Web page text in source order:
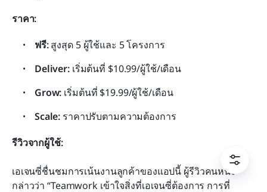
ราคา:
ฟรี: สูงสุด 5 ผู้ใช้และ 5 โครงการ
Deliver: เริ่มต้นที่ $10.99/ผู้ใช้/เดือน
Grow: เริ่มต้นที่ $19.99/ผู้ใช้/เดือน
Scale: ราคาปรับตามความต้องการ
รีวิวจากผู้ใช้:
เอเจนซี่ชื่นชมการเน้นงานลูกค้าของแอปนี้ ผู้รีวิวคนหนึ่ง
กล่าวว่า “Teamwork เข้าใจสิ่งที่เอเจนซี่ต้องการ การที่